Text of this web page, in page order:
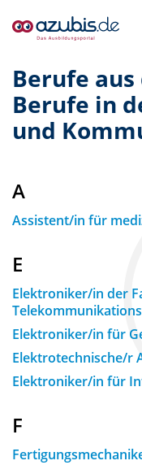
Berufe
Berufe in
und
A
Assistent/in für
E
Elektroniker/in der
Elektroniker/in für
Elektrotechnische/r
Elektroniker/in für
F